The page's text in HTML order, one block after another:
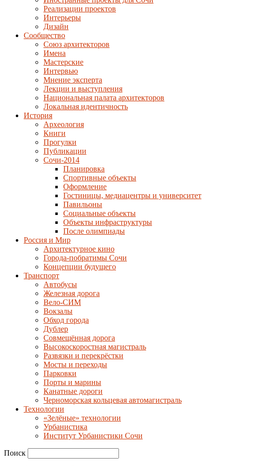
Реализации проектов
Интерьеры
Дизайн
Сообщество
Союз архитекторов
Имена
Мастерские
Интервью
Мнение эксперта
Лекции и выступления
Национальная палата архитекторов
Локальная идентичность
История
Археология
Книги
Прогулки
Публикации
Сочи-2014
Планировка
Спортивные объекты
Оформление
Гостиницы, медиацентры и университет
Павильоны
Социальные объекты
Объекты инфраструктуры
После олимпиады
Россия и Мир
Архитектурное кино
Города-побратимы Сочи
Концепции будущего
Транспорт
Автобусы
Железная дорога
Вело-СИМ
Вокзалы
Обход города
Дублер
Совмещённая дорога
Высокоскоростная магистраль
Развязки и перекрёстки
Мосты и переходы
Парковки
Порты и марины
Канатные дороги
Черноморская кольцевая автомагистраль
Технологии
«Зелёные» технологии
Урбанистика
Институт Урбанистики Сочи
Поиск